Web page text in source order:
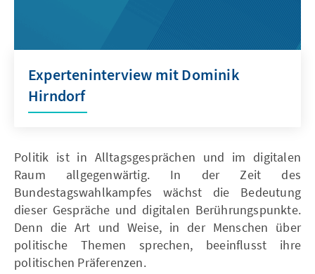
Experteninterview mit Dominik
Hirndorf
Politik ist in Alltagsgesprächen und im digitalen
Raum allgegenwärtig. In der Zeit des
Bundestagswahlkampfes wächst die Bedeutung
dieser Gespräche und digitalen Berührungspunkte.
Denn die Art und Weise, in der Menschen über
politische Themen sprechen, beeinflusst ihre
politischen Präferenzen.